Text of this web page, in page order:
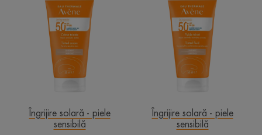
ușor
pigmentată
SPF
50+
Îngrijire solară - piele
sensibilă
nuanțator,
SPF
50+
Îngrijire solară - piele
sensibilă